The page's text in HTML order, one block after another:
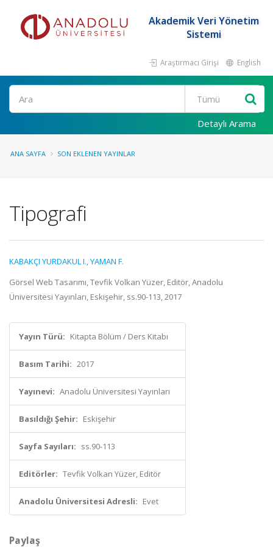
Akademik Veri Yönetim
Sistemi
Araştırmacı Girişi English
Ara
Detaylı Arama
ANA SAYFA SON EKLENEN YAYINLAR
Tipografi
KABAKÇI YURDAKUL I.,YAMAN F.
Görsel Web Tasarımı, Tevfik Volkan Yüzer, Editör, Anadolu
Üniversitesi Yayınları, Eskişehir, ss.90-113, 2017
Yayın Türü: Kitapta Bölüm / Ders Kitabı
Basım Tarihi: 2017
Yayınevi: Anadolu Üniversitesi Yayınları
Basıldığı Şehir: Eskişehir
Sayfa Sayıları: ss.90-113
Editörler: Tevfik Volkan Yüzer, Editör
Anadolu Üniversitesi Adresli: Evet
Paylaş